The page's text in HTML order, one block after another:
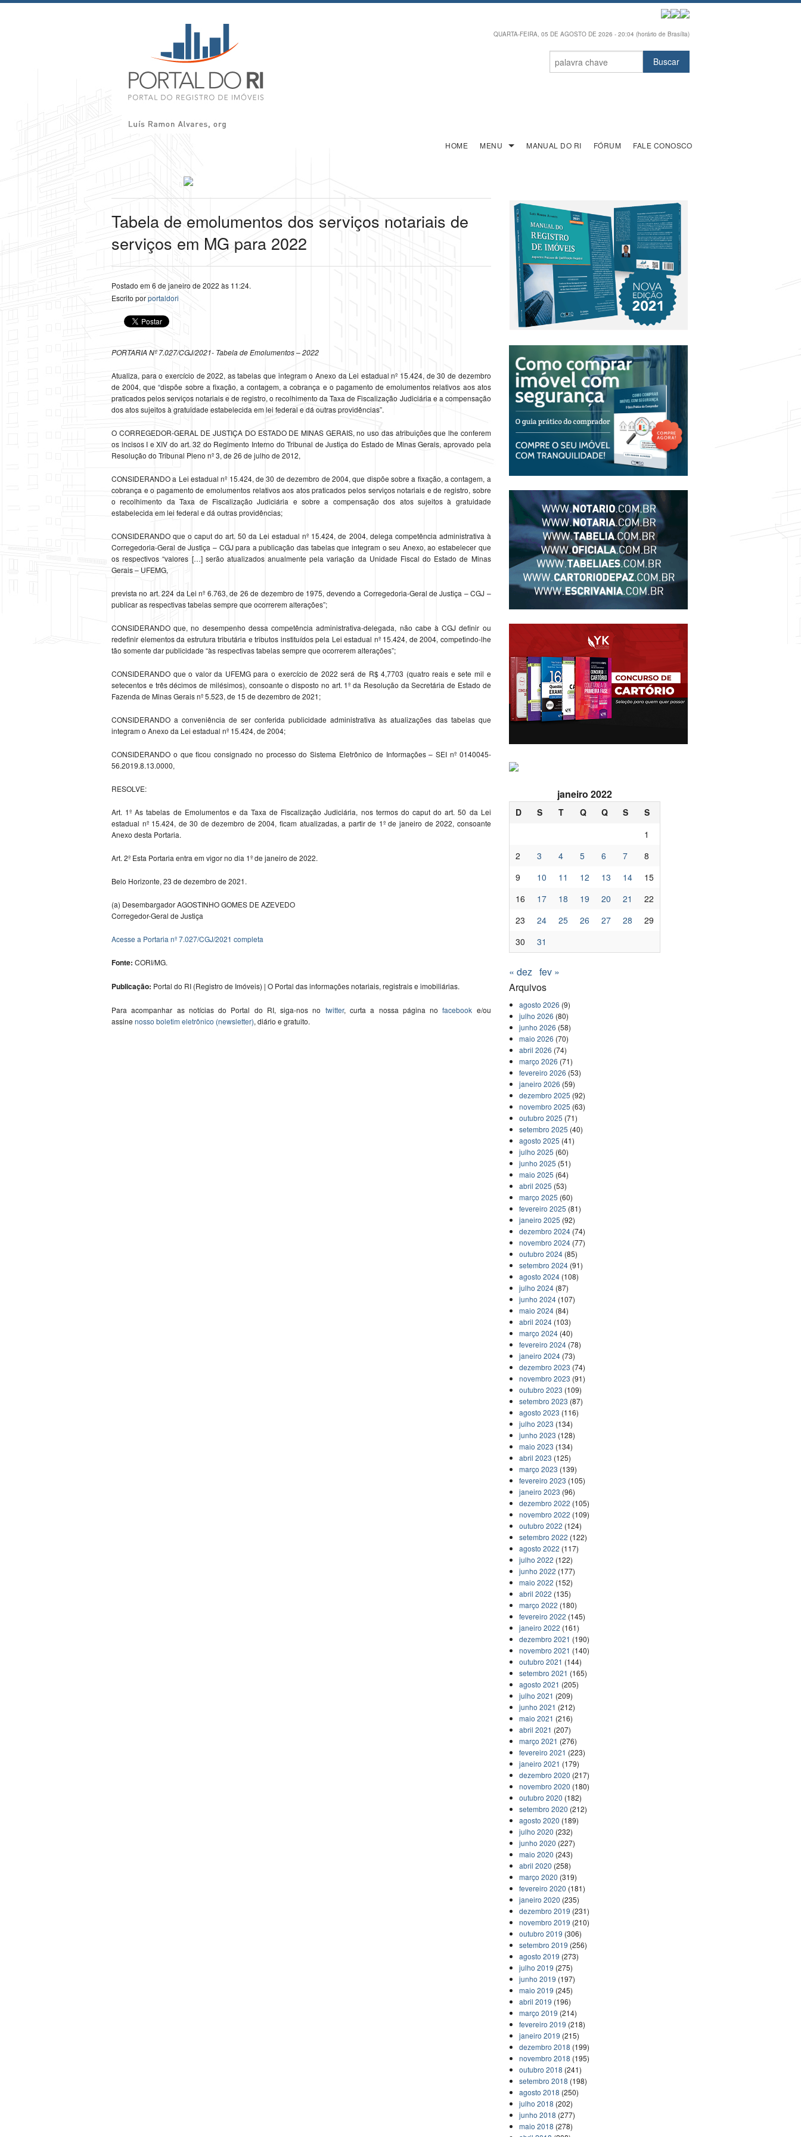
QUARTA-FEIRA, 05 DE AGOSTO DE 2026 - 20:04 (horário de Brasília)
HOME MENU MANUAL DO RI FÓRUM FALE CONOSCO
Tabela de emolumentos dos serviços notariais de
serviços em MG para 2022
Postado em 6 de janeiro de 2022 às 11:24.
Escrito porportaldori
PORTARIA Nº 7.027/CGJ/2021- Tabela de Emolumentos – 2022
Atualiza, para o exercício de 2022, as tabelas que integram o Anexo da Lei estadual nº 15.424, de 30 de dezembro
de 2004, que “dispõe sobre a fixação, a contagem, a cobrança e o pagamento de emolumentos relativos aos atos
praticados pelos serviços notariais e de registro, o recolhimento da Taxa de Fiscalização Judiciária e a compensação
dos atos sujeitos à gratuidade estabelecida em lei federal e dá outras providências”.
O CORREGEDOR-GERAL DE JUSTIÇA DO ESTADO DE MINAS GERAIS, no uso das atribuições que lhe conferem
os incisos I e XIV do art. 32 do Regimento Interno do Tribunal de Justiça do Estado de Minas Gerais, aprovado pela
Resolução do Tribunal Pleno nº 3, de 26 de julho de 2012,
CONSIDERANDO a Lei estadual nº 15.424, de 30 de dezembro de 2004, que dispõe sobre a fixação, a contagem, a
cobrança e o pagamento de emolumentos relativos aos atos praticados pelos serviços notariais e de registro, sobre
o recolhimento da Taxa de Fiscalização Judiciária e sobre a compensação dos atos sujeitos à gratuidade
estabelecida em lei federal e dá outras providências;
CONSIDERANDO que o caput do art. 50 da Lei estadual nº 15.424, de 2004, delega competência administrativa à
Corregedoria-Geral de Justiça – CGJ para a publicação das tabelas que integram o seu Anexo, ao estabelecer que
os respectivos “valores […] serão atualizados anualmente pela variação da Unidade Fiscal do Estado de Minas
Gerais – UFEMG,
prevista no art. 224 da Lei nº 6.763, de 26 de dezembro de 1975, devendo a Corregedoria-Geral de Justiça – CGJ –
publicar as respectivas tabelas sempre que ocorrerem alterações”;
CONSIDERANDO que, no desempenho dessa competência administrativa-delegada, não cabe à CGJ definir ou
redefinir elementos da estrutura tributária e tributos instituídos pela Lei estadual nº 15.424, de 2004, competindo-lhe
tão somente dar publicidade “às respectivas tabelas sempre que ocorrerem alterações”;
CONSIDERANDO que o valor da UFEMG para o exercício de 2022 será de R$ 4,7703 (quatro reais e sete mil e
setecentos e três décimos de milésimos), consoante o disposto no art. 1º da Resolução da Secretária de Estado de
Fazenda de Minas Gerais nº 5.523, de 15 de dezembro de 2021;
CONSIDERANDO a conveniência de ser conferida publicidade administrativa às atualizações das tabelas que
integram o Anexo da Lei estadual nº 15.424, de 2004;
CONSIDERANDO o que ficou consignado no processo do Sistema Eletrônico de Informações – SEI nº 0140045-
56.2019.8.13.0000,
RESOLVE:
Art. 1º As tabelas de Emolumentos e da Taxa de Fiscalização Judiciária, nos termos do caput do art. 50 da Lei
estadual nº 15.424, de 30 de dezembro de 2004, ficam atualizadas, a partir de 1º de janeiro de 2022, consoante
Anexo desta Portaria.
Art. 2º Esta Portaria entra em vigor no dia 1º de janeiro de 2022.
Belo Horizonte, 23 de dezembro de 2021.
(a) Desembargador AGOSTINHO GOMES DE AZEVEDO
Corregedor-Geral de Justiça
Acesse a Portaria nº 7.027/CGJ/2021 completa
Fonte: CORI/MG.
Publicação: Portal do RI (Registro de Imóveis) | O Portal das informações notariais, registrais e imobiliárias.
Para acompanhar as notícias do Portal do RI, siga-nos no twitter, curta a nossa página nofacebook e/ou
assine nosso boletim eletrônico (newsletter), diário e gratuito.
janeiro 2022
D S T Q Q S
S
1
2
3 4 5 6 7
8
9
10 11 12 13 14
15
16
17 18 19 20 21
22
23
24 25 26 27 28
29
30
31
« dez fev »
Arquivos
agosto 2026 (9)
julho 2026 (80)
junho 2026 (58)
maio 2026 (70)
abril 2026 (74)
março 2026 (71)
fevereiro 2026 (53)
janeiro 2026 (59)
dezembro 2025 (92)
novembro 2025 (63)
outubro 2025 (71)
setembro 2025 (40)
agosto 2025 (41)
julho 2025 (60)
junho 2025 (51)
maio 2025 (64)
abril 2025 (53)
março 2025 (60)
fevereiro 2025 (81)
janeiro 2025 (92)
dezembro 2024 (74)
novembro 2024 (77)
outubro 2024 (85)
setembro 2024 (91)
agosto 2024 (108)
julho 2024 (87)
junho 2024 (107)
maio 2024 (84)
abril 2024 (103)
março 2024 (40)
fevereiro 2024 (78)
janeiro 2024 (73)
dezembro 2023 (74)
novembro 2023 (91)
outubro 2023 (109)
setembro 2023 (87)
agosto 2023 (116)
julho 2023 (134)
junho 2023 (128)
maio 2023 (134)
abril 2023 (125)
março 2023 (139)
fevereiro 2023 (105)
janeiro 2023 (96)
dezembro 2022 (105)
novembro 2022 (109)
outubro 2022 (124)
setembro 2022 (122)
agosto 2022 (117)
julho 2022 (122)
junho 2022 (177)
maio 2022 (152)
abril 2022 (135)
março 2022 (180)
fevereiro 2022 (145)
janeiro 2022 (161)
dezembro 2021 (190)
novembro 2021 (140)
outubro 2021 (144)
setembro 2021 (165)
agosto 2021 (205)
julho 2021 (209)
junho 2021 (212)
maio 2021 (216)
abril 2021 (207)
março 2021 (276)
fevereiro 2021 (223)
janeiro 2021 (179)
dezembro 2020 (217)
novembro 2020 (180)
outubro 2020 (182)
setembro 2020 (212)
agosto 2020 (189)
julho 2020 (232)
junho 2020 (227)
maio 2020 (243)
abril 2020 (258)
março 2020 (319)
fevereiro 2020 (181)
janeiro 2020 (235)
dezembro 2019 (231)
novembro 2019 (210)
outubro 2019 (306)
setembro 2019 (256)
agosto 2019 (273)
julho 2019 (275)
junho 2019 (197)
maio 2019 (245)
abril 2019 (196)
março 2019 (214)
fevereiro 2019 (218)
janeiro 2019 (215)
dezembro 2018 (199)
novembro 2018 (195)
outubro 2018 (241)
setembro 2018 (198)
agosto 2018 (250)
julho 2018 (202)
junho 2018 (277)
maio 2018 (278)